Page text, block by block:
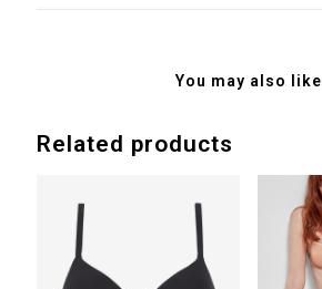
You may also like
Related products